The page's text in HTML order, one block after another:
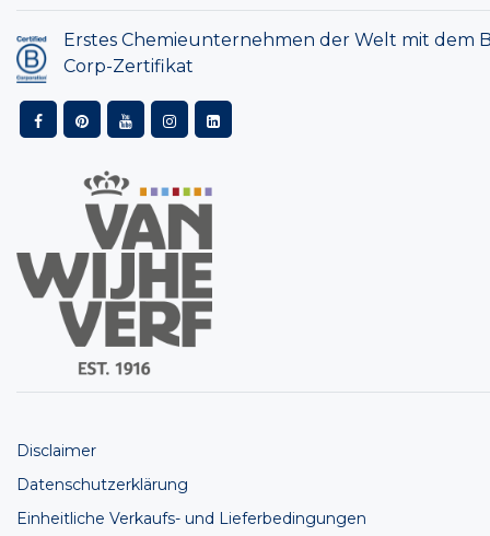
Erstes Chemieunternehmen der Welt mit dem
Corp-Zertifikat
Disclaimer
Datenschutzerklärung
Einheitliche Verkaufs- und Lieferbedingungen